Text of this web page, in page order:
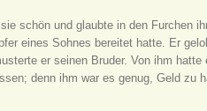
schön und glaubte in den Furchen
eines Sohnes bereitet hatte. Er
er seinen Bruder. Von ihm
denn ihm war es genug, Geld zu